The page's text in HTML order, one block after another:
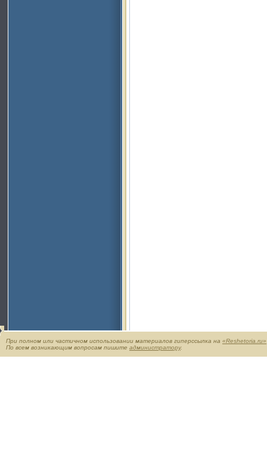
При полном или частичном использовании материалов гиперссылка на «Reshetoria.ru»
По всем возникающим вопросам пишите администратору.